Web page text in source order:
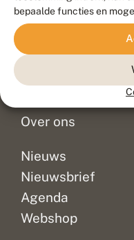
bepaalde functies en
Contact
Veelgestelde
Doneer
Over ons
Nieuws
Nieuwsbrief
Agenda
Webshop